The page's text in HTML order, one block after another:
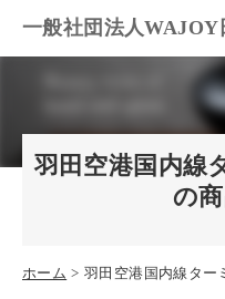
一般社団法人
羽田空港国内線
の
ホーム 羽田空港国内線ター